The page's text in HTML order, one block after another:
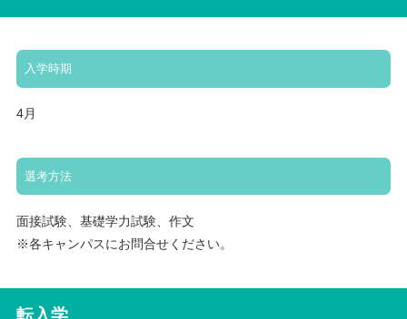
入学時期
4月
選考方法
面接試験、基礎学力試験、作文
※各キャンパスにお問合せください。
転入学